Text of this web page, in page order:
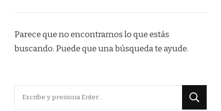
Parece que no encontramos lo que estás
buscando. Puede que una búsqueda te ayude.